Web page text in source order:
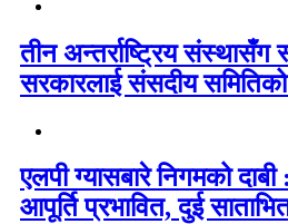
तीन अन्तर्राष्ट्रिय संस्थासँग
सरकारलाई संसदीय समितिको
एलपी ग्यासबारे निगमको
आपूर्ति प्रभावित, दुई